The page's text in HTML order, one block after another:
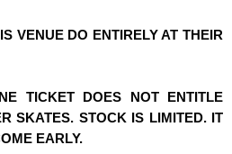
VENUE DO ENTIRELY AT THEIR
TICKET DOES NOT ENTITLE
SKATES. STOCK IS LIMITED. IT
EARLY.